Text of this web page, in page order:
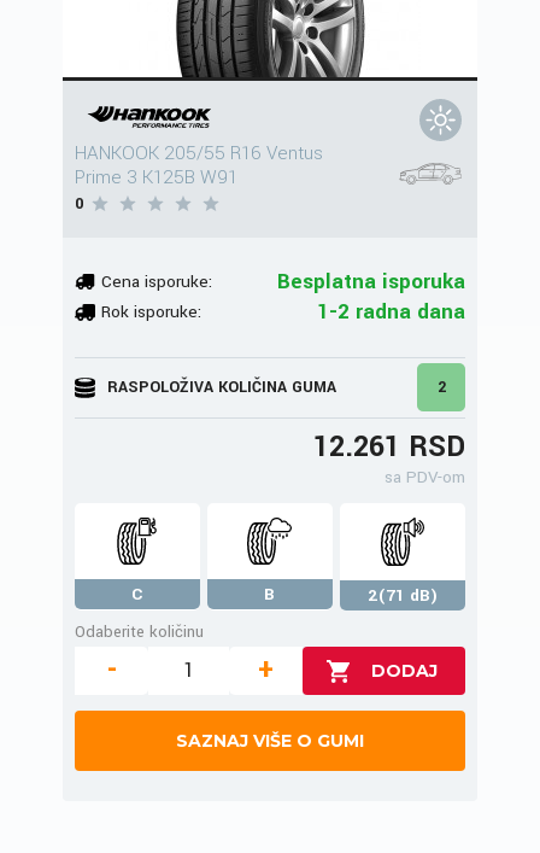
HANKOOK 205/55 R16 Ventus
Prime 3 K125B W91
0
Cena isporuke: Besplatna isporuka
Rok isporuke: 1-2 radna dana
RASPOLOŽIVA KOLIČINA GUMA 2
12.261 RSD
sa PDV-om
C B
2(71 dB)
Odaberite količinu
- +
SAZNAJ VIŠE O GUMI